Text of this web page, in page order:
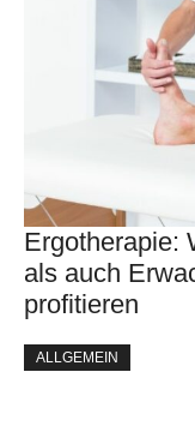
Ergotherapie:
als auch
profitieren
ALLGEMEIN